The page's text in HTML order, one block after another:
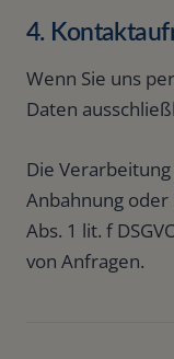
4.
Wenn Sie uns
Daten
Die
Anbahnung
Abs. 1 lit. f
von Anfragen.